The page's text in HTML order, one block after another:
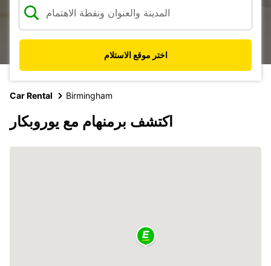
اختر موقع الاستلام
Car Rental Birmingham
اكتشف برمنهام مع يوروبكار